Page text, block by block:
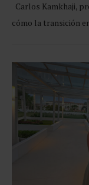
Carlos Kamkhaji,
cómo la transición